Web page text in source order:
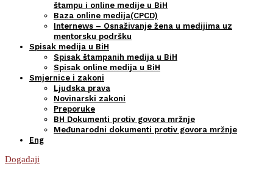
štampu i online medije u BiH
Baza online medija(CPCD)
Internews – Osnaživanje žena u medijima uz
mentorsku podršku
Spisak medija u BiH
Spisak štampanih medija u BiH
Spisak online medija u BiH
Smjernice i zakoni
Ljudska prava
Novinarski zakoni
Preporuke
BH Dokumenti protiv govora mržnje
Međunarodni dokumenti protiv govora mržnje
Eng
Događaji